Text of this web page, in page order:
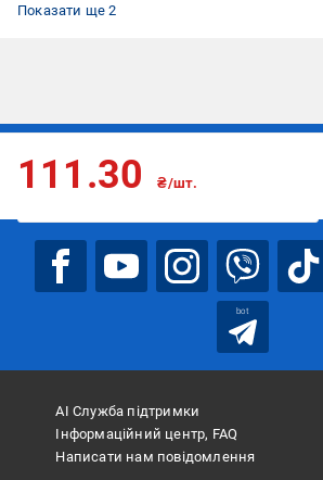
Показати ще 2
111.30 ₴/шт.
Підписуйтесь, щоб дізнаватись першим
bot
АІ Служба підтримки
Інформаційний центр, FAQ
Написати нам повідомлення